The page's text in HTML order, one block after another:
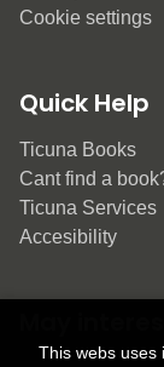
Cookie settings
Quick Help
Ticuna Books
Cant find a
Ticuna Services
Accesibility
This webs uses